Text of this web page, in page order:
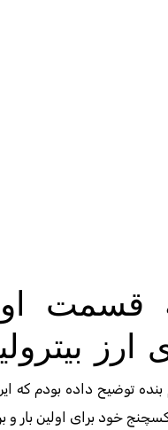
قسمت
ارز
بنده توضیح داده بودم
اکسچنج خود برای اولین